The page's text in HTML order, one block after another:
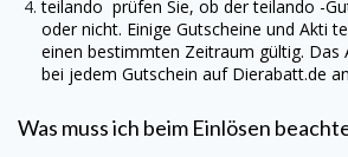
teilando prüfen Sie, ob derteilando -
oder nicht. Einige Gutscheine und Akti
einen bestimmten Zeitraum gültig. Das
bei jedem Gutschein aufDierabatt.de
Was muss ich beim Einlösen